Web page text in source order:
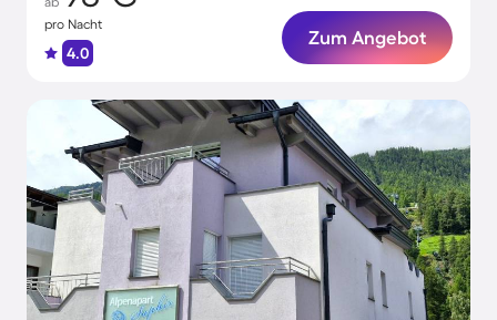
pro Nacht
4.0
Zum Angebot